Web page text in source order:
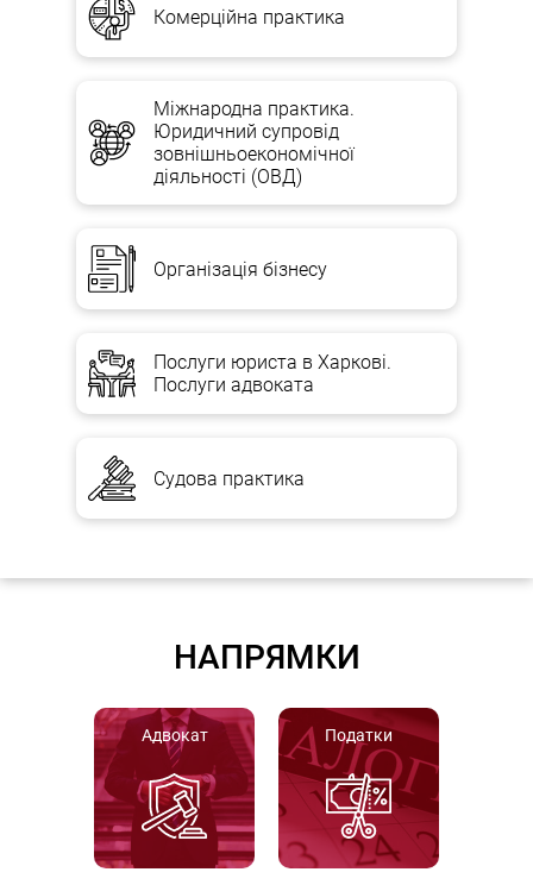
Комерційна практика
Міжнародна практика.
Юридичний супровід
зовнішньоекономічної
діяльності (ОВД)
Організація бізнесу
Послуги юриста в Харкові.
Послуги адвоката
Судова практика
НАПРЯМКИ
Адвокат Податки